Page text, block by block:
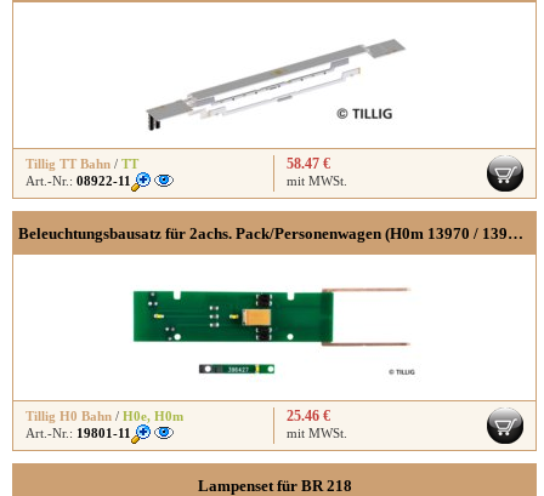
Tillig TT Bahn / TT
Art.-Nr.: 08922-11
58.47 €
mit MWSt.
Beleuchtungsbausatz für 2achs. Pack/Personenwagen (H0m 13970 / 13971, H0e 03970 / 03971)
Tillig H0 Bahn / H0e, H0m
Art.-Nr.: 19801-11
25.46 €
mit MWSt.
Lampenset für BR 218